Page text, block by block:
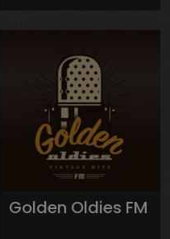
Golden Oldies FM